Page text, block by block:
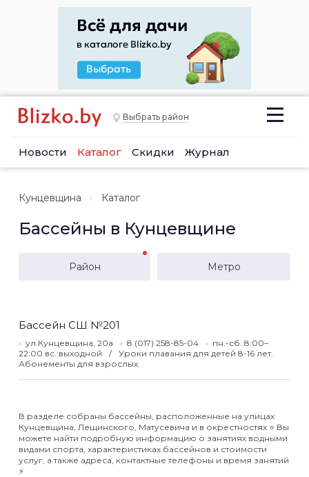
Выбрать район
Новости Каталог Скидки Журнал
Кунцевщина Каталог
Бассейны в Кунцевщине
Район Метро
Бассейн СШ №201
ул.Кунцевщина, 20а 8 (017) 258-85-04
пн.-сб.:8:00–
22:00 вс.:выходной
Уроки плавания для детей 8-16 лет.
Абонементы для взрослых.
В разделе собраны бассейны, расположенные на улицах
Кунцевщина, Лещинского, Матусевича и в окрестностях ⭐️ Вы
можете найти подробную информацию о занятиях водными
видами спорта, характеристиках бассейнов и стоимости
услуг, а также адреса, контактные телефоны и время занятий
⚡️